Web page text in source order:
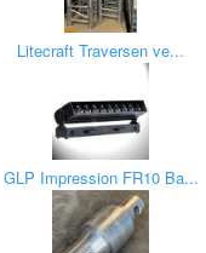
Litecraft Traversen ve...
GLP Impression FR10 Ba...